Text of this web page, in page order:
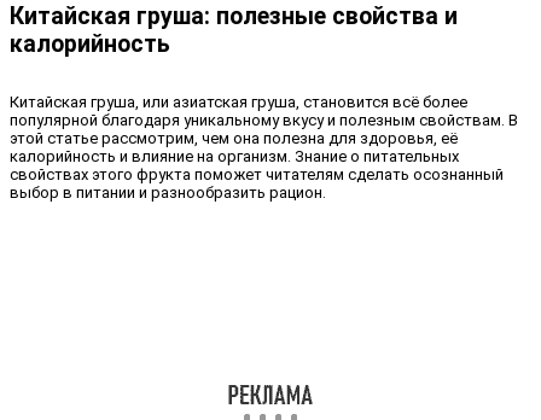
Китайская груша: полезные свойства и
калорийность
Китайская груша, или азиатская груша, становится всё более
популярной благодаря уникальному вкусу и полезным свойствам. В
этой статье рассмотрим, чем она полезна для здоровья, её
калорийность и влияние на организм. Знание о питательных
свойствах этого фрукта поможет читателям сделать осознанный
выбор в питании и разнообразить рацион.